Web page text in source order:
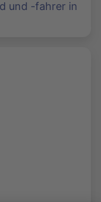
und -fahrer in